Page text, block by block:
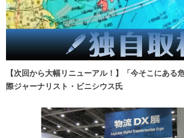
【次回から大幅リニューアル！】「今そこにあ
際ジャーナリスト・ビニシウス氏